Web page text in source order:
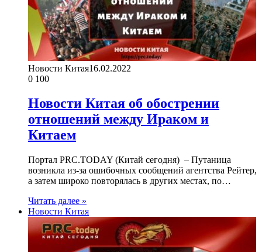
Новости Китая16.02.2022
0 100
Новости Китая об обострении
отношений между Ираком и
Китаем
Портал PRC.TODAY (Китай сегодня) – Путаница
возникла из-за ошибочных сообщений агентства Рейтер,
а затем широко повторялась в других местах, по…
Читать далее »
Новости Китая